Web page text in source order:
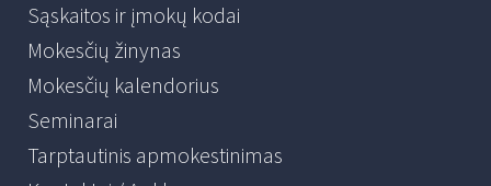
Sąskaitos ir įmokų kodai
Mokesčių žinynas
Mokesčių kalendorius
Seminarai
Tarptautinis apmokestinimas